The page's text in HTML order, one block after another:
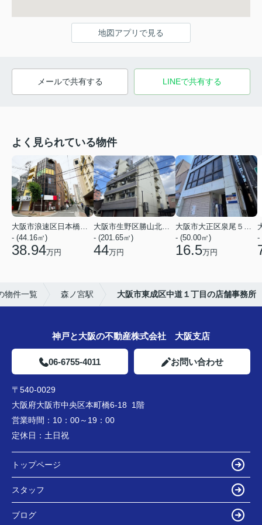
地図アプリで見る
メールで共有する LINEで共有する
よく見られている物件
大阪市浪速区日本橋３丁目
- (44.16㎡)
38.94万円
大阪市生野区勝山北１丁目
- (201.65㎡)
44万円
大阪市大正区泉尾５丁目
- (50.00㎡)
16.5万円
-
物件一覧 森ノ宮駅 大阪市東成区中道１丁目の店舗事務所
神戸と大阪の不動産株式会社 大阪支店
06-6755-4011 お問い合わせ
〒540-0029
大阪府大阪市中央区本町橋6-18 1階
営業時間： 10：00～19：00
定休日： 土日祝
トップページ
スタッフ
ブログ